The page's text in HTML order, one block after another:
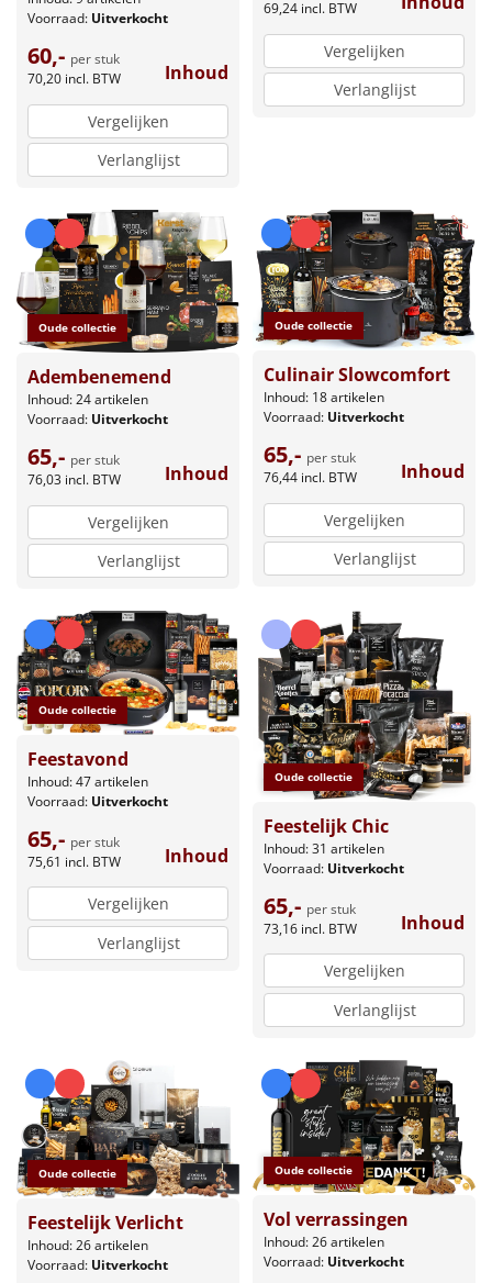
Voorraad: Uitverkocht
60,- per stuk
70,20 incl. BTW Inhoud
Vergelijken
Verlanglijst
69,24 incl. BTW
Vergelijken
Verlanglijst
Oude collectie
Adembenemend
Inhoud: 24 artikelen
Voorraad: Uitverkocht
65,- per stuk
76,03 incl. BTW Inhoud
Vergelijken
Verlanglijst
Oude collectie
Culinair Slowcomfort
Inhoud: 18 artikelen
Voorraad: Uitverkocht
65,- per stuk
76,44 incl. BTW Inhoud
Vergelijken
Verlanglijst
Oude collectie
Feestavond
Inhoud: 47 artikelen
Voorraad: Uitverkocht
65,- per stuk
75,61 incl. BTW Inhoud
Vergelijken
Verlanglijst
Oude collectie
Feestelijk Chic
Inhoud: 31 artikelen
Voorraad: Uitverkocht
65,- per stuk
73,16 incl. BTW Inhoud
Vergelijken
Verlanglijst
Oude collectie
Feestelijk Verlicht
Inhoud: 26 artikelen
Voorraad: Uitverkocht
Oude collectie
Vol verrassingen
Inhoud: 26 artikelen
Voorraad: Uitverkocht